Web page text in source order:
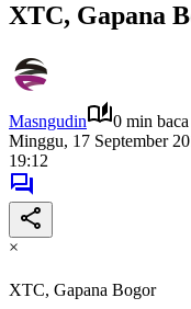
XTC, Gapana
Masngudin
0 min baca
Minggu, 17 September
19:12
×
XTC, Gapana Bogor